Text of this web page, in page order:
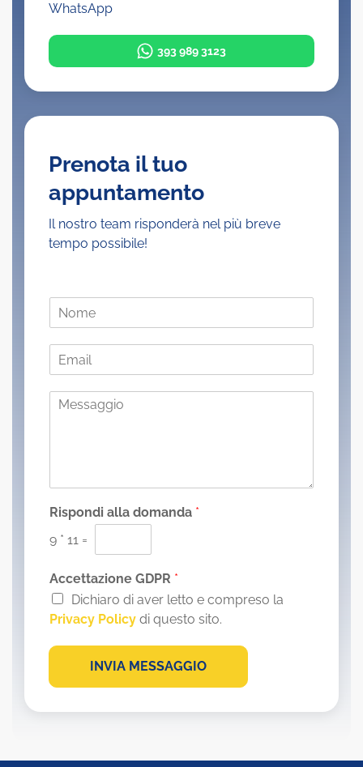
WhatsApp
393 989 3123
Prenota il tuo
appuntamento
Il nostro team risponderà nel più breve
tempo possibile!
m
M
i
*
Rispondi alla domanda *
9 * 11 =
Accettazione GDPR *
Dichiaro di aver letto e compreso la
Privacy Policy di questo sito.
INVIA MESSAGGIO